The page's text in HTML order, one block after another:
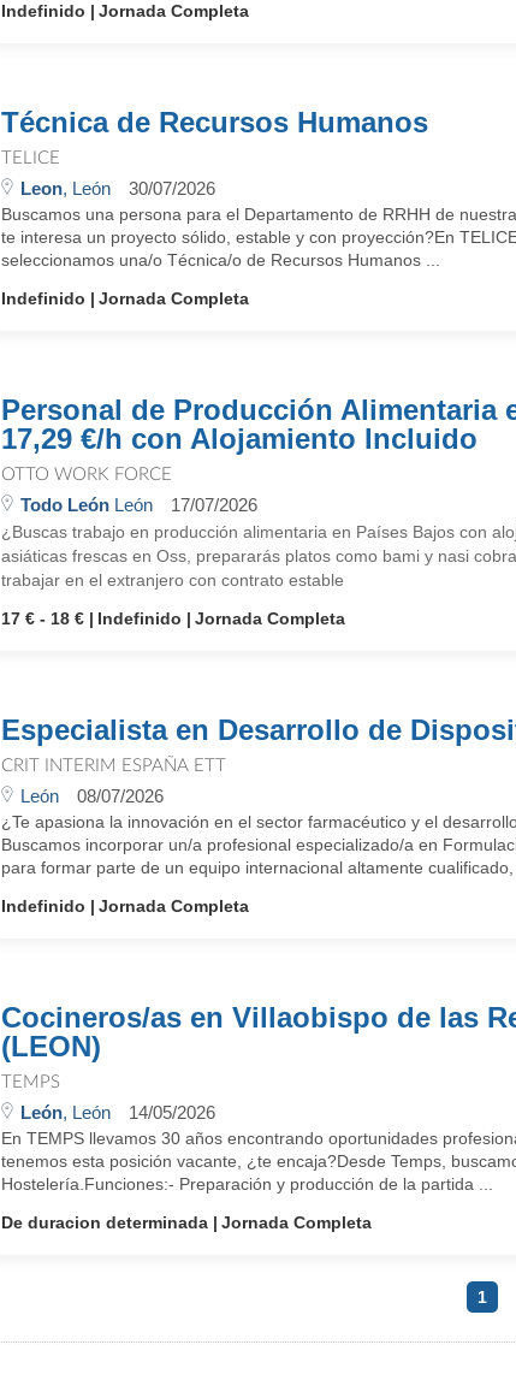
Indefinido
Jornada Completa
Técnica de Recursos Humanos
TELICE
Leon, León 30/07/2026
Buscamos una persona para el Departamento de RRHH de
te interesa un proyecto sólido, estable y con proyección?En
seleccionamos una/o Técnica/o de Recursos Humanos ...
Indefinido
Jornada Completa
Personal de Producción Alimentaria
17,29 €/h con Alojamiento Incluido
OTTO WORK FORCE
Todo LeónLeón 17/07/2026
¿Buscas trabajo en producción alimentaria en Países Bajos con
asiáticas frescas en Oss, prepararás platos como bami y nasi
trabajar en el extranjero con contrato estable
17 € - 18 €
Indefinido Jornada Completa
Especialista en Desarrollo de
CRIT INTERIM ESPAÑA ETT
León 08/07/2026
¿Te apasiona la innovación en el sector farmacéutico y el
Buscamos incorporar un/a profesional especializado/a en
para formar parte de un equipo internacional altamente cualificado,
Indefinido
Jornada Completa
Cocineros/as en Villaobispo de las
(LEON)
TEMPS
León, León 14/05/2026
En TEMPS llevamos 30 años encontrando oportunidades
tenemos esta posición vacante, ¿te encaja?Desde Temps,
Hostelería.Funciones:- Preparación y producción de la partida ...
De duracion determinada
Jornada Completa
1